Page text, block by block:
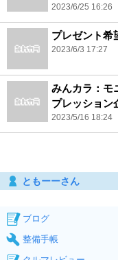
2023/6/25 16:26
プレゼント希
2023/6/3 17:27
みんカラ：モ
プレッション
2023/5/16 18:24
ともーーさん
ブログ
整備手帳